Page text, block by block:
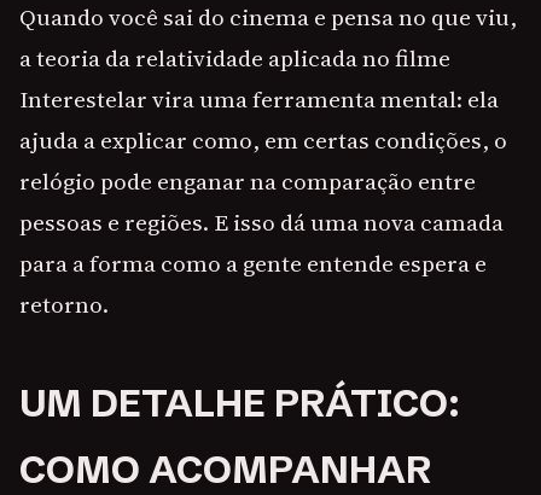
Quando você sai do cinema e pensa no que viu,
a teoria da relatividade aplicada no filme
Interestelar vira uma ferramenta mental: ela
ajuda a explicar como, em certas condições, o
relógio pode enganar na comparação entre
pessoas e regiões. E isso dá uma nova camada
para a forma como a gente entende espera e
retorno.
UM DETALHE PRÁTICO:
COMO ACOMPANHAR